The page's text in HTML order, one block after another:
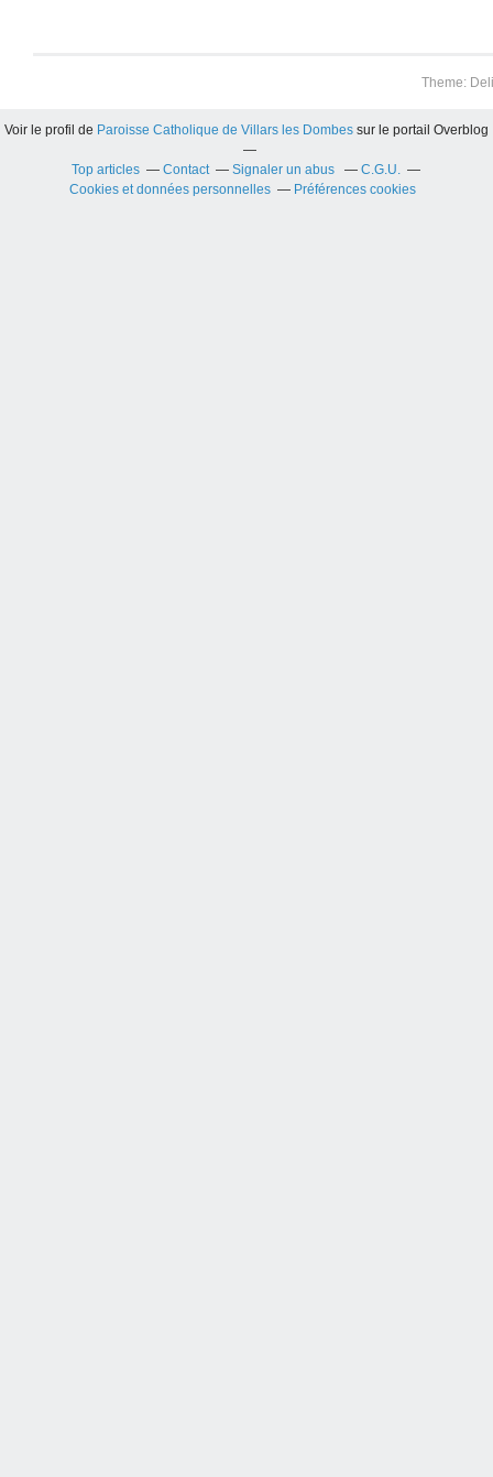
Theme:
Voir le profil de Paroisse Catholique de Villars les Dombes sur le portail Overblog
Top articles Contact Signaler un abus
C.G.U.
Cookies et données personnelles
Préférences cookies